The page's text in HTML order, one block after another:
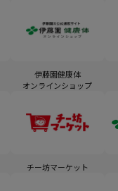
伊藤園健康体
オンラインショップ
チー坊マーケット